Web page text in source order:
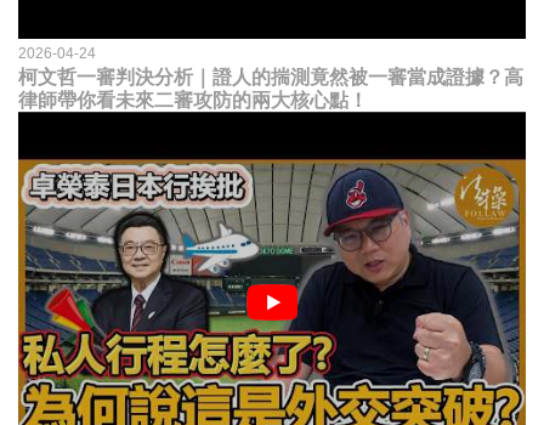
2026-04-24
柯文哲一審判決分析｜證人的揣測竟然被一審當成證據？高
律師帶你看未來二審攻防的兩大核心點！